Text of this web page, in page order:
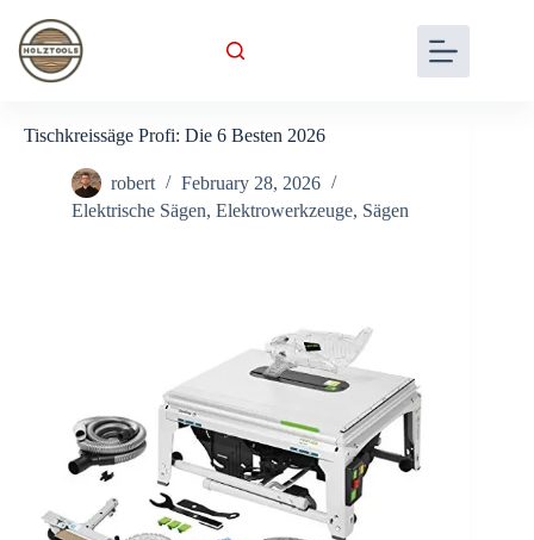
content
Tischkreissäge Profi: Die 6 Besten 2026
robert
February 28, 2026
Elektrische Sägen, Elektrowerkzeuge, Sägen